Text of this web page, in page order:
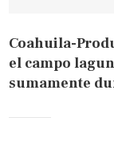
Coahuila-
el campo
sumamente